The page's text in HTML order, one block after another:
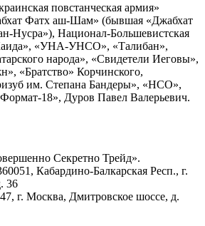
повстанческая армия»
Фатх аш-Шам» (бывшая «Джабхат
Нусра»), Национал-Большевистская
«УНА-УНСО», «Талибан»,
народа», «Свидетели Иеговы»,
«Братство» Корчинского,
им. Степана Бандеры», «НСО»,
18», Дуров Павел Валерьевич.
Секретно Трейд».
Кабардино-Балкарская Респ., г.
36
г. Москва, Дмитровское шоссе, д.